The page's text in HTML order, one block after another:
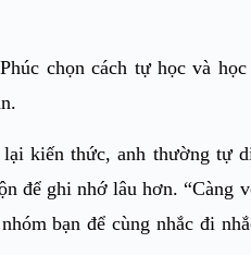
chọn cách tự học và học
kiến thức, anh thường tự
để ghi nhớ lâu hơn. “Càng
bạn để cùng nhắc đi